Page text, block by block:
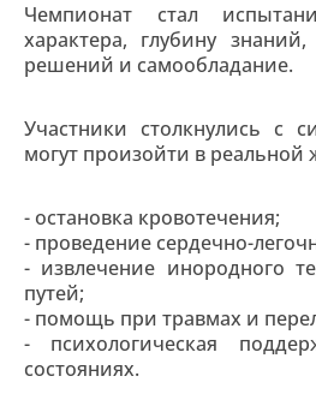
Чемпионат стал
характера, глубину
решений и самообладание.
Участники столкнулись с
могут произойти в реальной
- остановка кровотечения;
- проведение сердечно-
- извлечение инородного
путей;
- помощь при травмах и
- психологическая
состояниях.